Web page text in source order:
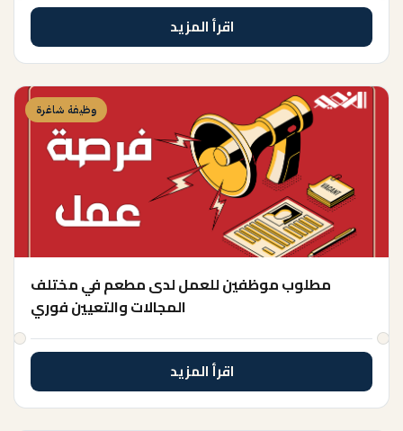
اقرأ المزيد
وظيفة شاغرة
مطلوب موظفين للعمل لدى مطعم في مختلف
المجالات والتعيين فوري
اقرأ المزيد